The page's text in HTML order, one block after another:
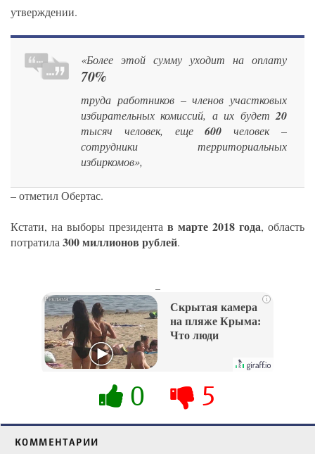
утверждении.
«Более
70%
этой сумму уходит на оплату
труда работников – членов участковых
избирательных комиссий, а их будет20
тысяч человек, еще600человек –
сотрудники территориальных
избиркомов»,
– отметил Обертас.
Кстати, на выборы президента в марте 2018 года, область
потратила300 миллионов рублей.
i
Скрытая камера
на пляже Крыма:
Что люди
их не видят...
0 5
КОММЕНТАРИИ